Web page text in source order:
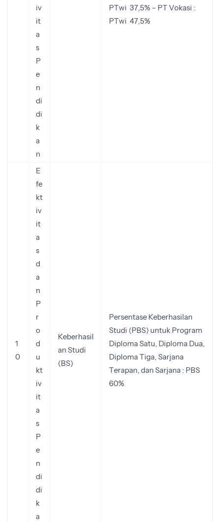
iv
it
a
s
P
e
n
di
di
k
a
n
PTwi 37,5% – PT Vokasi :
PTwi 47,5%
1
0
E
fe
kt
iv
it
a
s
d
a
n
P
r
o
d
u
kt
iv
it
a
s
P
e
n
di
di
k
a
Keberhasil
an Studi
(BS)
Persentase Keberhasilan
Studi (PBS) untuk Program
Diploma Satu, Diploma Dua,
Diploma Tiga, Sarjana
Terapan, dan Sarjana : PBS
60%